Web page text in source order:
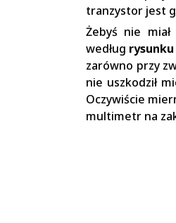
tranzystor jest
Żebyś nie
według rysunku
zarówno przy
nie uszkodził
Oczywiście
multimetr na